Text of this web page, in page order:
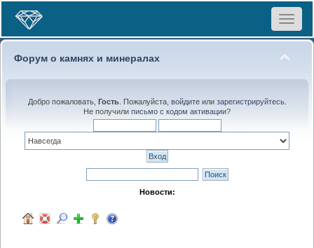
Toggle
Форум о камнях и минералах
Добро пожаловать, Гость. Пожалуйста, войдитеили зарегистрируйтесь.
Не получили письмо с кодом активации?
Новости: